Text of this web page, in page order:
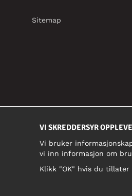
Sitemap
VI SKREDDERSYR
Vi bruker
vi inn informasjon om
Klikk "OK" hvis du